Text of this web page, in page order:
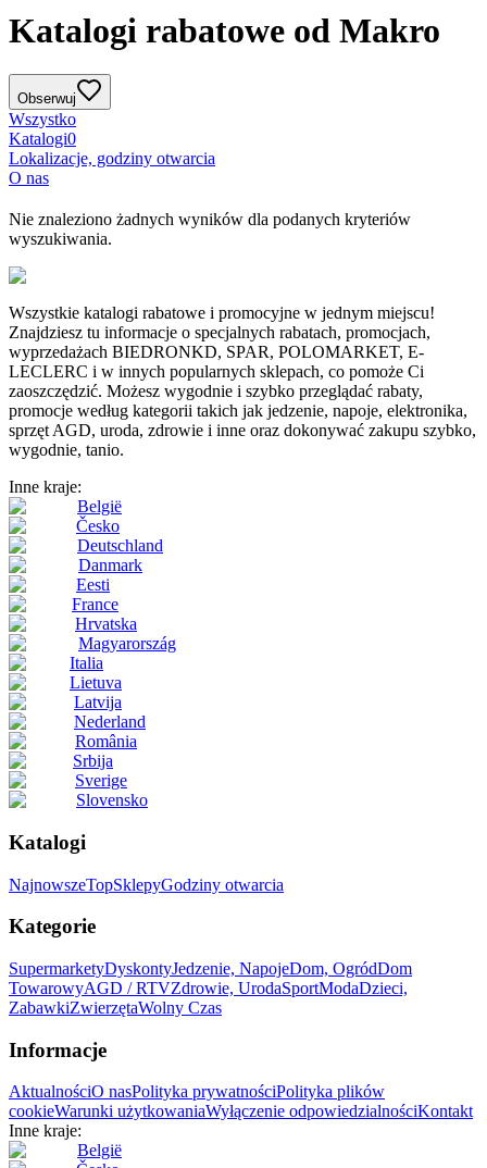
Katalogi rabatowe od Makro
Obserwuj
Wszystko
Katalogi0
Lokalizacje, godziny otwarcia
O nas
Nie znaleziono żadnych wyników dla podanych kryteriów
wyszukiwania.
Wszystkie katalogi rabatowe i promocyjne w jednym miejscu!
Znajdziesz tu informacje o specjalnych rabatach, promocjach,
wyprzedażach BIEDRONKD, SPAR, POLOMARKET, E-
LECLERC i w innych popularnych sklepach, co pomoże Ci
zaoszczędzić. Możesz wygodnie i szybko przeglądać rabaty,
promocje według kategorii takich jak jedzenie, napoje, elektronika,
sprzęt AGD, uroda, zdrowie i inne oraz dokonywać zakupu szybko,
wygodnie, tanio.
Inne kraje:
België
Česko
Deutschland
Danmark
Eesti
France
Hrvatska
Magyarország
Italia
Lietuva
Latvija
Nederland
România
Srbija
Sverige
Slovensko
Katalogi
NajnowszeTopSklepyGodziny otwarcia
Kategorie
SupermarketyDyskontyJedzenie, NapojeDom, OgródDom
TowarowyAGD / RTVZdrowie, UrodaSportModaDzieci,
ZabawkiZwierzętaWolny Czas
Informacje
AktualnościO nasPolityka prywatnościPolityka plików
cookieWarunki użytkowaniaWyłączenie odpowiedzialnościKontakt
Inne kraje:
België